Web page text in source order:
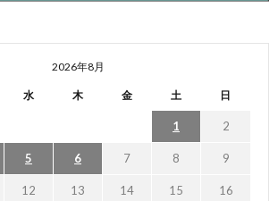
2026年8月
水 木 金 土 日
1 2
5 6 7 8 9
12 13 14 15 16